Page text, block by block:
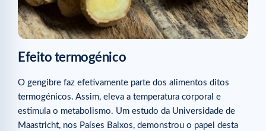
Efeito termogénico
O gengibre faz efetivamente parte dos alimentos ditos
termogénicos. Assim, eleva a temperatura corporal e
estimula o metabolismo. Um estudo da Universidade de
Maastricht, nos Países Baixos, demonstrou o papel desta